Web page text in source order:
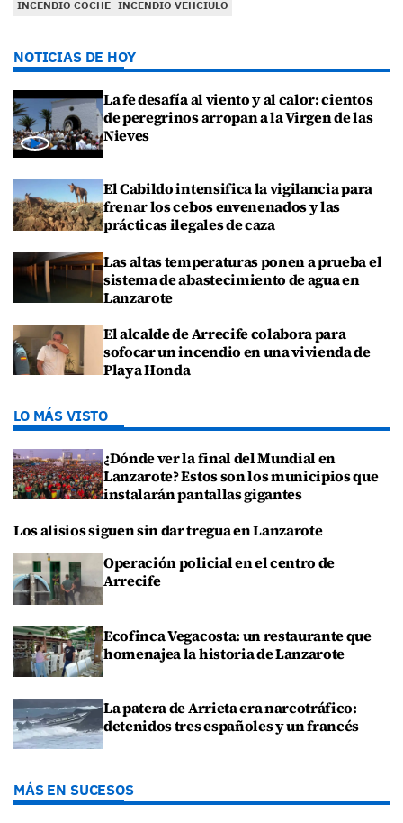
INCENDIO COCHE INCENDIO VEHCIULO
NOTICIAS DE HOY
La fe desafía al viento y al calor: cientos
de peregrinos arropan a la Virgen de las
Nieves
El Cabildo intensifica la vigilancia para
frenar los cebos envenenados y las
prácticas ilegales de caza
Las altas temperaturas ponen a prueba el
sistema de abastecimiento de agua en
Lanzarote
El alcalde de Arrecife colabora para
sofocar un incendio en una vivienda de
Playa Honda
LO MÁS VISTO
¿Dónde ver la final del Mundial en
Lanzarote? Estos son los municipios que
instalarán pantallas gigantes
Los alisios siguen sin dar tregua en Lanzarote
Operación policial en el centro de
Arrecife
Ecofinca Vegacosta: un restaurante que
homenajea la historia de Lanzarote
La patera de Arrieta era narcotráfico:
detenidos tres españoles y un francés
MÁS EN SUCESOS